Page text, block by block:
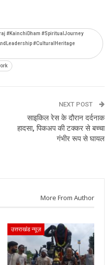
#KainchiDham #SpiritualJourney
#CulturalHeritage
NEXT POST
साइकिल रेस के दौरान दर्दनाक
हादसा, पिकअप की टक्कर से बच्चा
गंभीर रूप से घायल
More From Author
उत्तराखंड न्यूज़